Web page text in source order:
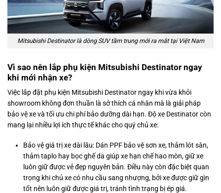
Mitsubishi Destinator là dòng SUV tầm trung mới ra mắt tại Việt Nam
Vì sao nên lắp phụ kiện Mitsubishi Destinator ngay
khi mới nhận xe?
Việc lắp đặt phụ kiện Mitsubishi Destinator ngay khi vừa khỏi
showroom không đơn thuần là sở thích cá nhân mà là giải pháp
bảo vệ xe và tối ưu chi phí bảo dưỡng dài hạn. Độ xe Destinator còn
mang lại nhiều lợi ích thực tế khác cho quý chủ xe:
Bảo vệ giá trị xe dài lâu: Dán PPF bảo vệ sơn xe, thảm lót sàn,
thảm taplo hay bọc ghế da giúp xe hạn chế hao mòn, giữ xe
luôn giữ được vẻ đẹp nguyên bản. Điều này còn đặc biệt quan
trọng khi chủ xe có nhu cầu sang nhượng, bởi xe được giữ gìn
tốt nên luôn giữ được giá trị, tránh tình trạng bị ép giá.